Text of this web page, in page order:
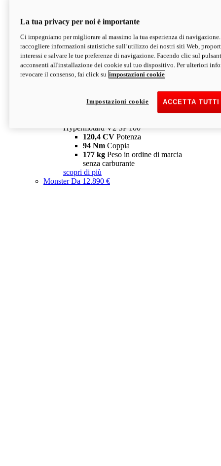
V2 SP
Hypermotard V2 SP
120,4 CVPotenza
94 NmCoppia
177 kgPeso in ordine di marcia
senza carburante
Depotenziata 35 kW: 18.890 € i
configura scopri di più
Hypermotard V2 SP 100
120,4 CV Potenza
94 Nm Coppia
177 kg Peso in ordine di marcia
senza carburante
scopri di più
MonsterDa 12.890 €
La tua privacy per noi è importante
Ci impegniamo per migliorare al massimo la tua esperienza di
raccogliere informazioni statistiche sull’utilizzo dei nostri siti Web,
interessi e salvare le tue preferenze di navigazione. Facendo clic sul
acconsenti all'installazione dei cookie sul tuo dispositivo. Per ulteriori
revocare il consenso, fai click su impostazioni cookie
ACCETTA
Impostazioni cookie